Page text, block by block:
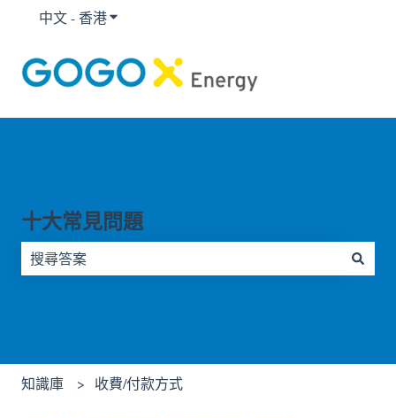
中文 - 香港顯示要翻譯的子選單
十大常見問題
知識庫 收費/付款方式